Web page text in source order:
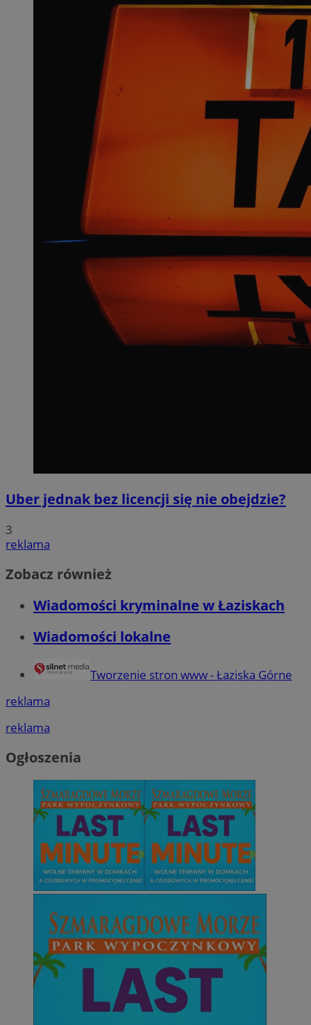
Uber jednak bez licencji się nie obejdzie?
3
reklama
Zobacz również
Wiadomości kryminalne w Łaziskach
Wiadomości lokalne
Tworzenie stron www - Łaziska Górne
reklama
reklama
Ogłoszenia